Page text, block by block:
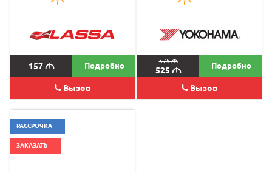
157M Подробно
Вызов
575M
525 M Подробно
Вызов
РАССРОЧКА
ЗАКАЗАТЬ